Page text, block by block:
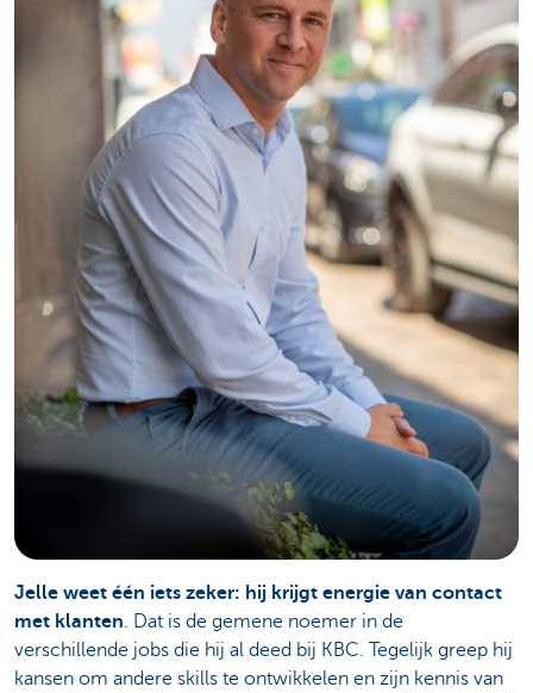
Jelle weet één iets zeker: hij krijgt energie van contact
met klanten. Dat is de gemene noemer in de
verschillende jobs die hij al deed bij KBC. Tegelijk greep hij
kansen om andere skills te ontwikkelen en zijn kennis van